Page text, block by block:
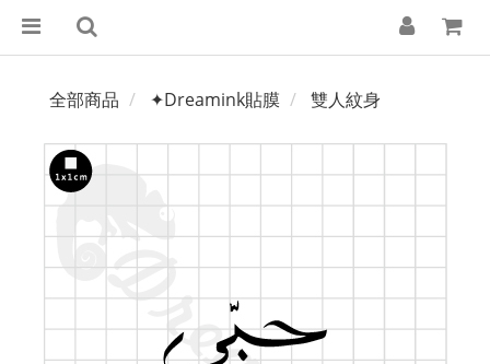
全部商品 ✦Dreamink貼膜 雙人紋身